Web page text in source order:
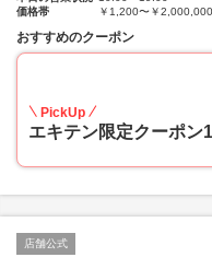
価格帯
￥1,200〜￥2,000,000
おすすめのクーポン
PickUp
エキテン限定クーポン1
店舗公式